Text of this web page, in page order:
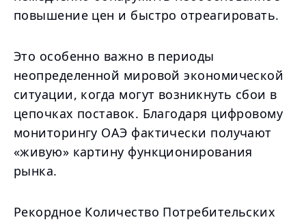
повышение цен и быстро отреагировать.
Это особенно важно в периоды
неопределенной мировой экономической
ситуации, когда могут возникнуть сбои в
цепочках поставок. Благодаря цифровому
мониторингу ОАЭ фактически получают
«живую» картину функционирования
рынка.
Рекордное Количество Потребительских